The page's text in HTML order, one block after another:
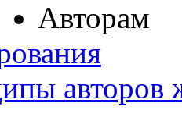
Авторам
авторов